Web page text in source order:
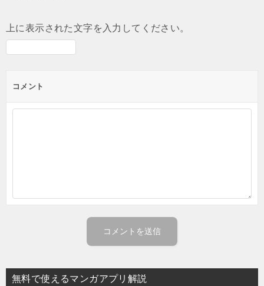
上に表示された文字を入力してください。
コメント
無料で使えるマンガアプリ解説